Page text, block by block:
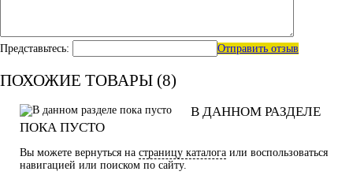
Представьтесь: Отправить отзыв
ПОХОЖИЕ ТОВАРЫ (8)
В ДАННОМ РАЗДЕЛЕ
ПОКА ПУСТО
Вы можете вернуться на страницу каталога или воспользоваться
навигацией или поиском по сайту.